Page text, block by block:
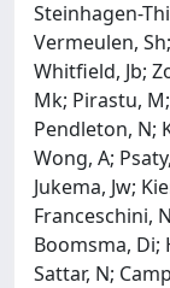
Steinhagen-
Vermeulen,
Whitfield, Jb;
Mk; Pirastu,
Pendleton, N;
Wong, A;
Jukema, Jw;
Franceschini,
Boomsma, Di;
Sattar, N;